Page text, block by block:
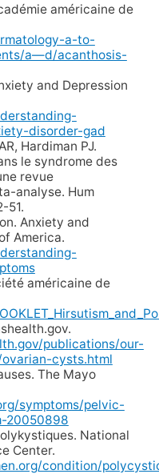
américaine de
a-to-
a—d/acanthosis-
and Depression
disorder-gad
Hardiman PJ.
le syndrome des
revue
analyse. Hum
51.
Anxiety and
America.
américaine de
publications/our-
cysts.html
The Mayo
symptoms/pelvic-
20050898
National
Center.
condition/